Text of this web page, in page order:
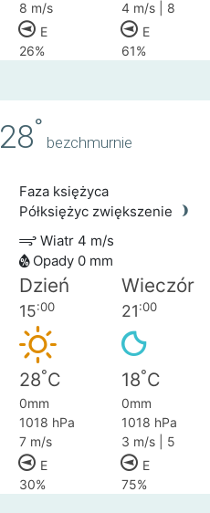
8 m/s
4 m/s | 8
E
E
26% 61%
28°
bezchmurnie
Faza księżyca
Półksiężyc zwiększenie
Wiatr 4 m/s
Opady 0 mm
Dzień Wieczór
15:00 21:00
28°C 18°C
0mm
0mm
1018 hPa
1018 hPa
7 m/s
3 m/s | 5
E
E
30% 75%